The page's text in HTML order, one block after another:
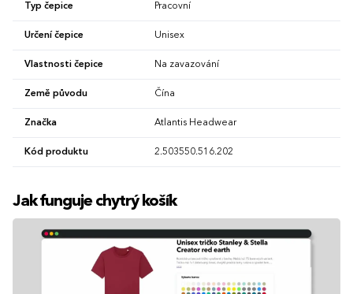
Typ čepice Pracovní
Určení čepice Unisex
Vlastnosti čepice Na zavazování
Země původu Čína
Značka Atlantis Headwear
Kód produktu 2.503550.516.202
Jak funguje chytrý košík